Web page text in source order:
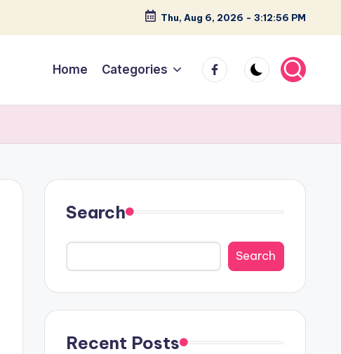
Thu, Aug 6, 2026 -3:12:57 PM
Home Categories facebook
Search
Search
Recent Posts